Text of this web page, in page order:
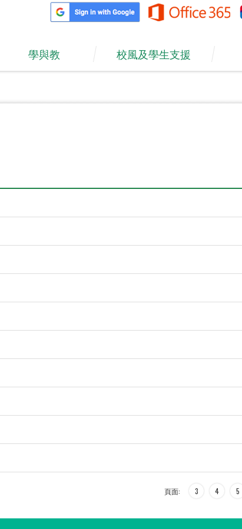
學與教 校風及學生支援
頁面: 3 4 5